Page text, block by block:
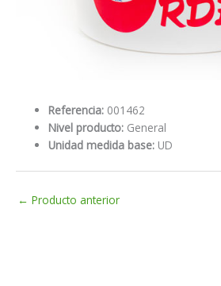
Referencia: 001462
Nivel producto: General
Unidad medida base: UD
← Producto anterior